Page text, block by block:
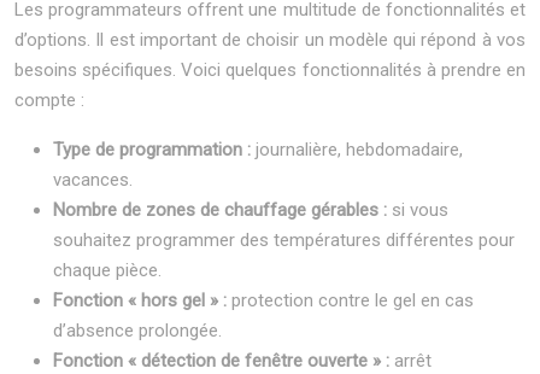
Les programmateurs offrent une multitude de fonctionnalités et
d’options. Il est important de choisir un modèle qui répond à vos
besoins spécifiques. Voici quelques fonctionnalités à prendre en
compte :
Type de programmation : journalière, hebdomadaire,
vacances.
Nombre de zones de chauffage gérables : si vous
souhaitez programmer des températures différentes pour
chaque pièce.
Fonction « hors gel » : protection contre le gel en cas
d’absence prolongée.
Fonction « détection de fenêtre ouverte » : arrêt